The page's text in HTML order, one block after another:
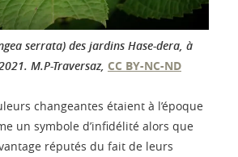
serrata) des jardins Hase-dera, à
M.P-Traversaz, CC BY-NC-ND
changeantes étaient à l’époque
un symbole d’infidélité alors que
réputés du fait de leurs